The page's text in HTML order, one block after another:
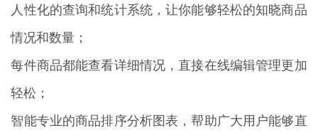
人性化的查询和统计系统，让你能够轻松的知晓商品
情况和数量；
每件商品都能查看详细情况，直接在线编辑管理更加
轻松；
智能专业的商品排序分析图表，帮助广大用户能够直